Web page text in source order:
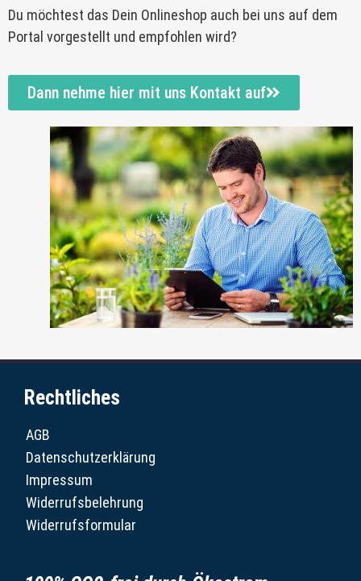
Du möchtest das Dein Onlineshop auch bei uns auf dem
Portal vorgestellt und empfohlen wird?
Dann nehme hier mit uns Kontakt auf
Rechtliches
AGB
Datenschutzerklärung
Impressum
Widerrufsbelehrung
Widerrufsformular